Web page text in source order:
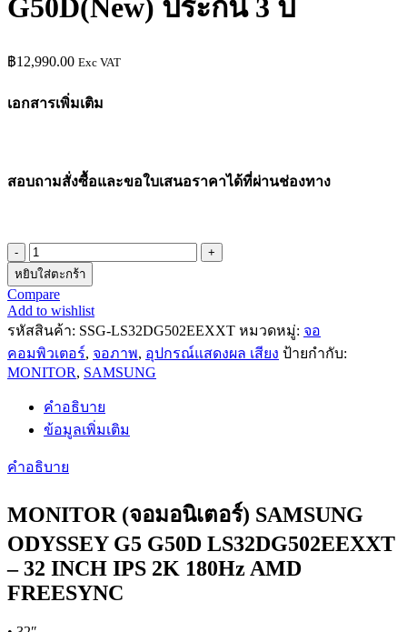
G50D(New) ประกัน 3 ปี
฿12,990.00 Exc VAT
เอกสารเพิ่มเติม
สอบถามสั่งซื้อและขอใบเสนอราคาได้ที่ผ่านช่องทาง
จำนวน
จอ
คอมพิวเตอร์
MONITOR
ยี่ห้อ
SAMSUNG
รุ่น
ประกัน
3
ชิ้น
หยิบใส่ตะกร้า
Compare
Add to wishlist
รหัสสินค้า: SSG-LS32DG502EEXXT หมวดหมู่: จอ
คอมพิวเตอร์, จอภาพ, อุปกรณ์แสดงผล เสียง ป้ายกำกับ:
MONITOR, SAMSUNG
คำอธิบาย
ข้อมูลเพิ่มเติม
คำอธิบาย
MONITOR (จอมอนิเตอร์) SAMSUNG
ODYSSEY G5 G50D LS32DG502EEXXT
– 32 INCH IPS 2K 180Hz AMD
FREESYNC